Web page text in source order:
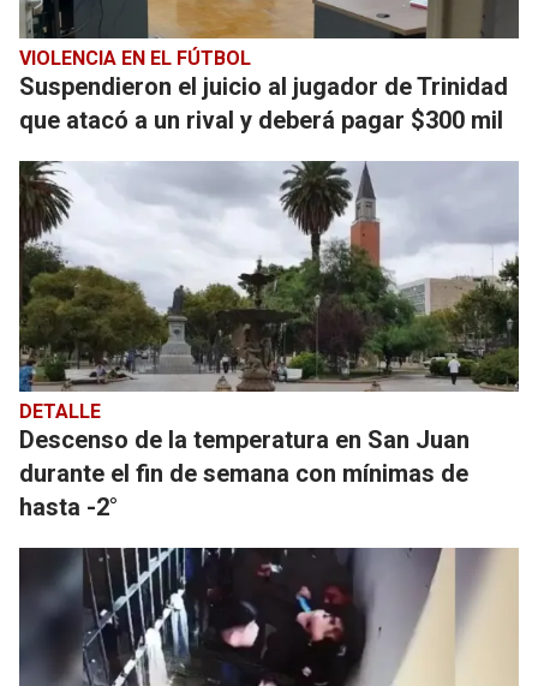
VIOLENCIA EN EL FÚTBOL
Suspendieron el juicio al jugador de Trinidad
que atacó a un rival y deberá pagar $300 mil
DETALLE
Descenso de la temperatura en San Juan
durante el fin de semana con mínimas de
hasta -2°